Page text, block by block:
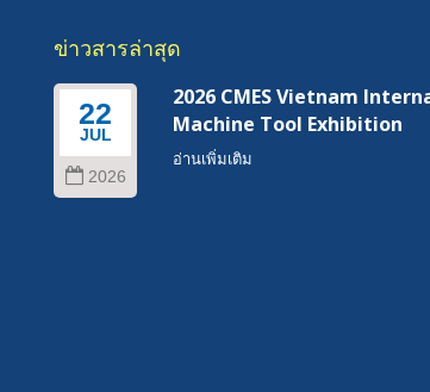
ข่าวสารล่าสุด
22
JUL
2026
2026 CMES Vietnam
Machine Tool Exhibition
อ่านเพิ่มเติม